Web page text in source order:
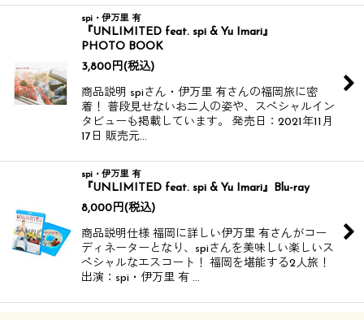
spi・伊万里 有
『UNLIMITED feat. spi & Yu Imari』
PHOTO BOOK
3,800 円(税込)
商品説明 spiさん・伊万里 有さんの福岡旅に密
着！ 普段見せないお二人の姿や、スぺシャルイン
タビューも掲載しています。 発売日：2021年11月
17日 販売元…
spi・伊万里 有
『UNLIMITED feat. spi & Yu Imari』Blu-ray
8,000 円(税込)
商品説明仕様 福岡に詳しい伊万里 有さんがコー
ディネーターとなり、spiさんを美味しい楽しいス
ペシャルなエスコート！ 福岡を堪能する2人旅！
出演：spi・伊万里 有 …